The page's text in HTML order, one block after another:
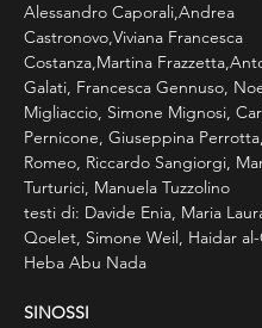
Alessandro Caporali,Andrea
Castronovo,Viviana Francesca
Costanza,Martina
Galati, Francesca Gennuso,
Migliaccio, Simone Mignosi,
Pernicone, Giuseppina
Romeo, Riccardo Sangiorgi,
Turturici, Manuela Tuzzolino
testi di: Davide Enia, Maria
Qoelet, Simone Weil, Haidar al-
Heba Abu Nada
SINOSSI